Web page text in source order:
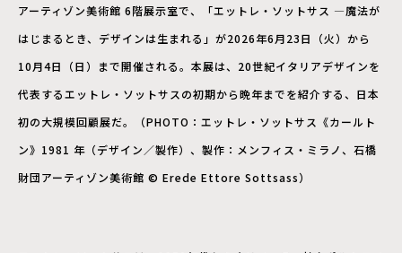
アーティゾン美術館 6階展示室で、「エットレ・ソットサス —魔法が
はじまるとき、デザインは生まれる」が2026年6月23日（火）から
10月4日（日）まで開催される。本展は、20世紀イタリアデザインを
代表するエットレ・ソットサスの初期から晩年までを紹介する、日本
初の大規模回顧展だ。（PHOTO：エットレ・ソットサス《カールト
ン》1981 年（デザイン／製作）、製作：メンフィス・ミラノ、石橋
財団アーティゾン美術館 © Erede Ettore Sottsass）